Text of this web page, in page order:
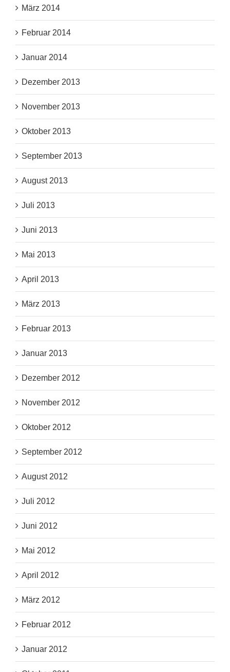
März 2014
Februar 2014
Januar 2014
Dezember 2013
November 2013
Oktober 2013
September 2013
August 2013
Juli 2013
Juni 2013
Mai 2013
April 2013
März 2013
Februar 2013
Januar 2013
Dezember 2012
November 2012
Oktober 2012
September 2012
August 2012
Juli 2012
Juni 2012
Mai 2012
April 2012
März 2012
Februar 2012
Januar 2012